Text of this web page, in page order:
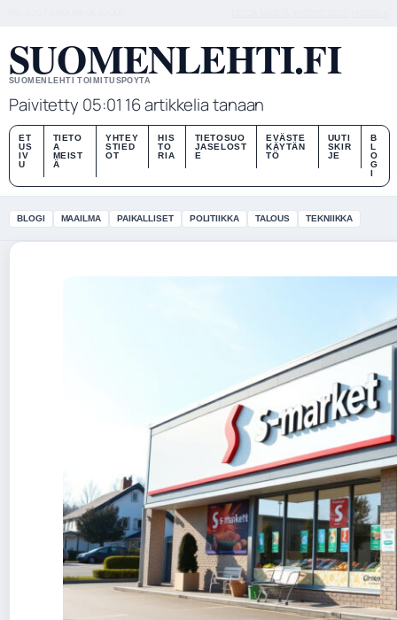
SUOMENLEHTI.FI
SUOMENLEHTI TOIMITUSPOYTA
Paivitetty 05:01 16 artikkelia tanaan
ET
US
IV
U
TIETO
A
MEIST
Ä
YHTEY
STIED
OT
HIS
TO
RIA
TIETOSUO
JASELOST
E
EVÄSTE
KÄYTÄN
TÖ
UUTI
SKIR
JE
B
L
O
G
I
BLOGI MAAILMA PAIKALLISET POLITIIKKA TALOUS TEKNIIKKA